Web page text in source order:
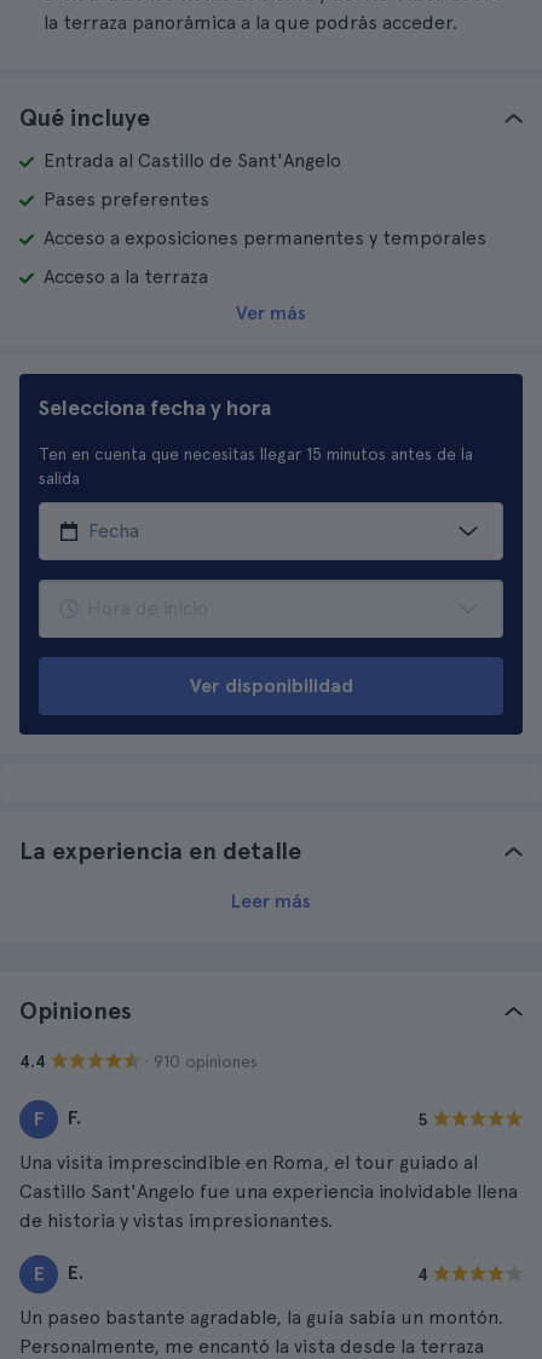
la terraza panorámica a la que podrás acceder.
Qué incluye
Entrada al Castillo de Sant'Angelo
Pases preferentes
Acceso a exposiciones permanentes y temporales
Acceso a la terraza
Ver más
Selecciona fecha y hora
Ten en cuenta que necesitas llegar 15 minutos antes de la
salida
Ver disponibilidad
La experiencia en detalle
Leer más
Opiniones
4.4 · 910 opiniones
F F. 5
Una visita imprescindible en Roma, el tour guiado al
Castillo Sant'Angelo fue una experiencia inolvidable llena
de historia y vistas impresionantes.
E E. 4
Un paseo bastante agradable, la guía sabía un montón.
Personalmente, me encantó la vista desde la terraza